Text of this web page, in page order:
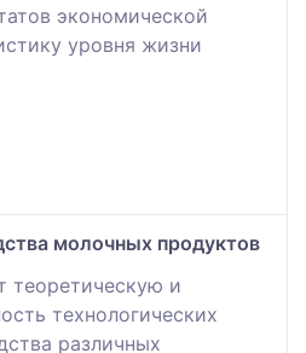
экономической
уровня жизни
молочных продуктов
теоретическую и
технологических
различных